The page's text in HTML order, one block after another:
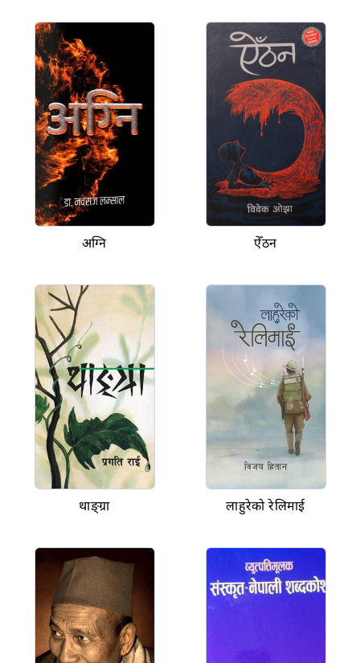
अग्नि ऐँठन
थाङ्ग्रा लाहुरेको रेलिमाई